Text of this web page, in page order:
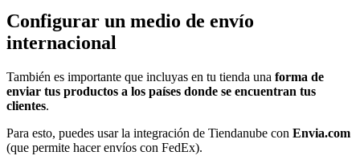
Configurar un medio de envío
internacional
También es importante que incluyas en tu tienda una forma de
enviar tus productos a los países donde se encuentran tus
clientes.
Para esto, puedes usar la integración de Tiendanube con Envia.com
(que permite hacer envíos con FedEx).